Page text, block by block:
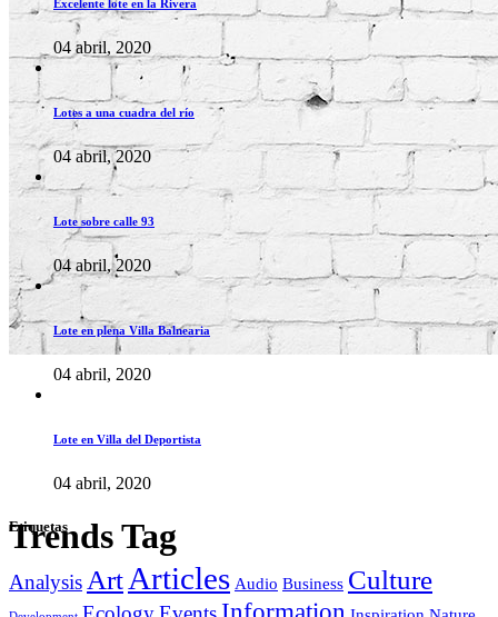
Trends Tag
Excelente lote en la Rivera
04 abril, 2020
Lotes a una cuadra del río
04 abril, 2020
Lote sobre calle 93
04 abril, 2020
Lote en plena Villa Balnearia
04 abril, 2020
Lote en Villa del Deportista
04 abril, 2020
Etiquetas
Analysis Art Articles Audio Business Culture